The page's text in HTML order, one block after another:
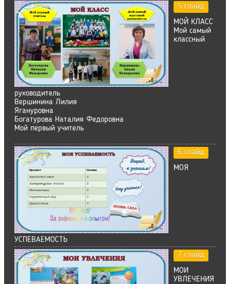
5 слайд
МОЙ КЛАСС
Мой самый
классный
руководитель
Вершинина Лилия
Ягануровна
Богатурова Наталия Федоровна
Мой первый учитель
6 слайд
МОЯ
УСПЕВАЕМОСТЬ
7 слайд
МОИ
УВЛЕЧЕНИЯ